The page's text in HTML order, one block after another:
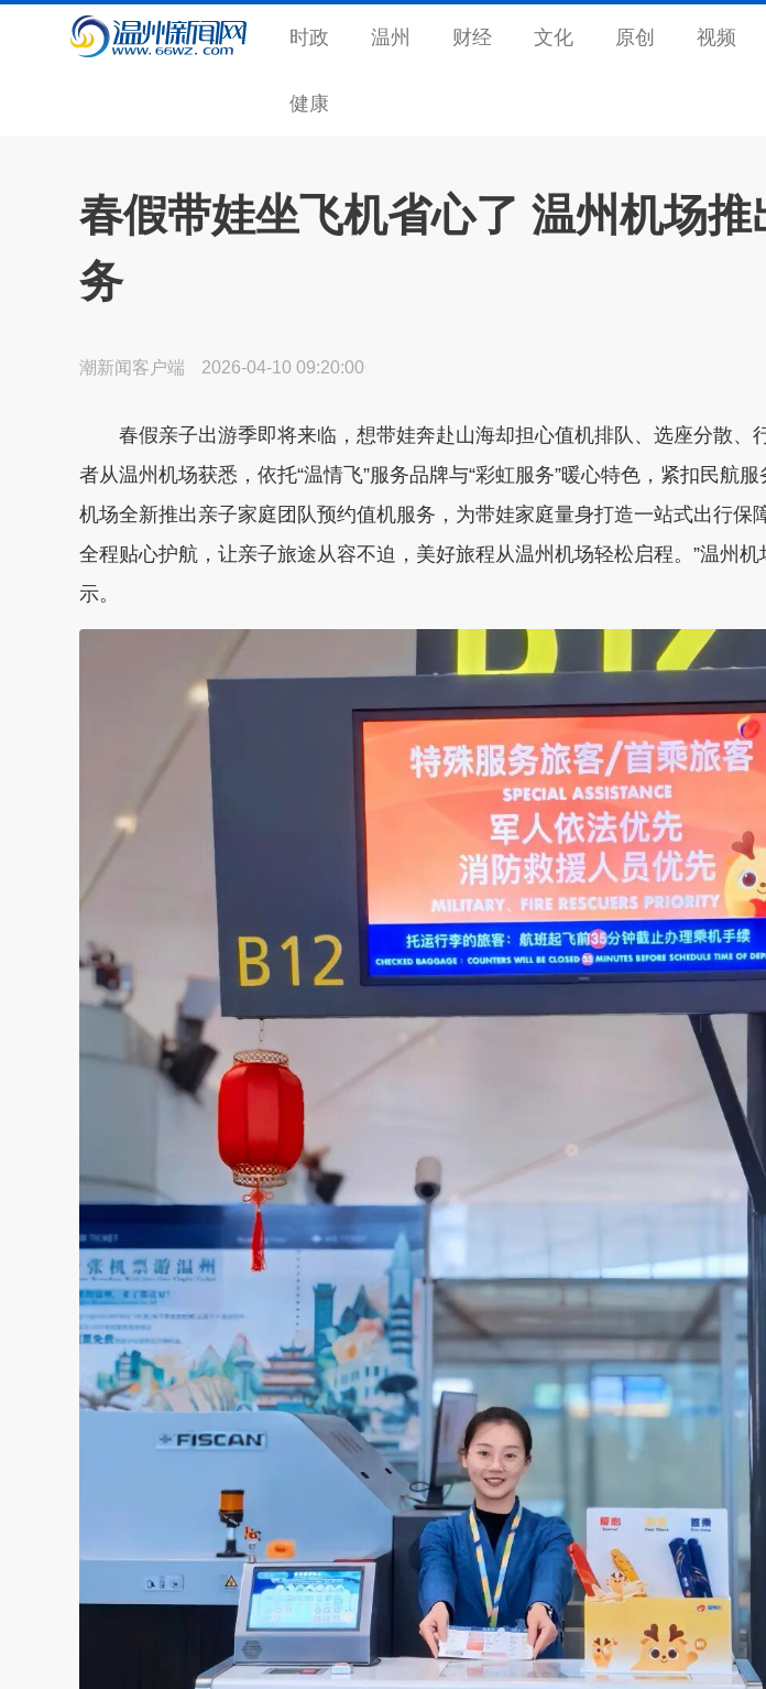
时政 温州 财经 文化 原创 视频
健康
春假带娃坐飞机省心了 温州机场推
务
潮新闻客户端 2026-04-10 09:20:00
春假亲子出游季即将来临，想带娃奔赴山海却担心值机排队、选座分散、
者从温州机场获悉，依托“温情飞”服务品牌与“彩虹服务”暖心特色，紧扣民航服
机场全新推出亲子家庭团队预约值机服务，为带娃家庭量身打造一站式出行保
全程贴心护航，让亲子旅途从容不迫，美好旅程从温州机场轻松启程。”温州机
示。